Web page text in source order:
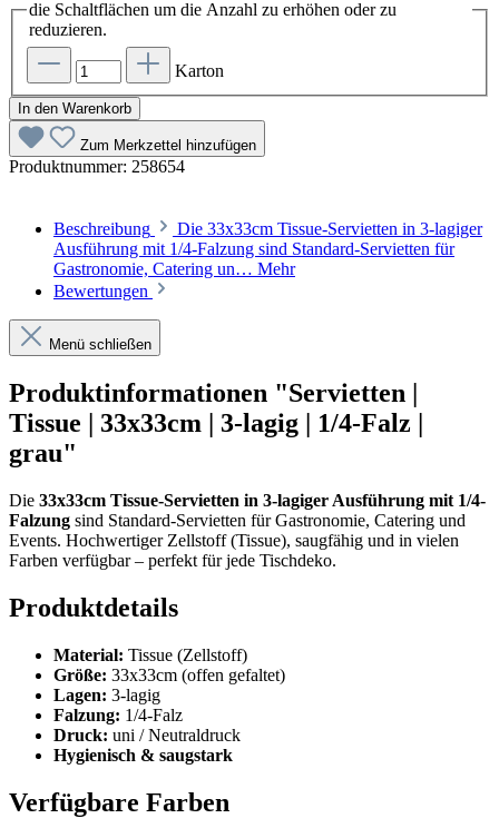
die Schaltflächen um die Anzahl zu erhöhen oder zu
reduzieren.
Karton
In den Warenkorb
Zum Merkzettel hinzufügen
Produktnummer: 258654
Beschreibung
Die 33x33cm Tissue-Servietten in 3-lagiger
Ausführung mit 1/4-Falzung sind Standard-Servietten für
Gastronomie, Catering un… Mehr
Bewertungen
Menü schließen
Produktinformationen "Servietten |
Tissue | 33x33cm | 3-lagig | 1/4-Falz |
grau"
Die 33x33cm Tissue-Servietten in 3-lagiger Ausführung mit 1/4-
Falzung sind Standard-Servietten für Gastronomie, Catering und
Events. Hochwertiger Zellstoff (Tissue), saugfähig und in vielen
Farben verfügbar – perfekt für jede Tischdeko.
Produktdetails
Material: Tissue (Zellstoff)
Größe: 33x33cm (offen gefaltet)
Lagen: 3-lagig
Falzung: 1/4-Falz
Druck: uni / Neutraldruck
Hygienisch & saugstark
Verfügbare Farben